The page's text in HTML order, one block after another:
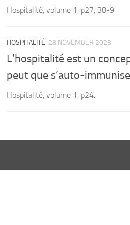
Hospitalité, volume 1, p27, 38-9
HOSPITALITÉ 28 NOVEMBER 2023
L’hospitalité est un
peut que s’auto-
Hospitalité, volume 1, p24.